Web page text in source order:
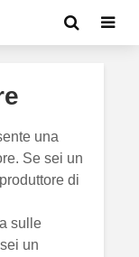
una
Se sei un
di
sulle
un